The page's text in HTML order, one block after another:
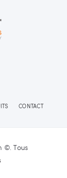
CONTACT
©. Tous